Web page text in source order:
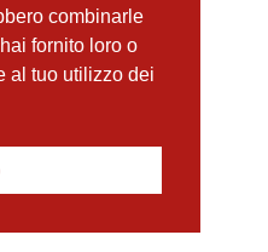
combinarle
fornito loro o
al tuo utilizzo dei